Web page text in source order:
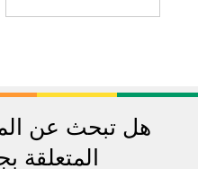
هل تبحث عن
المتعلقة